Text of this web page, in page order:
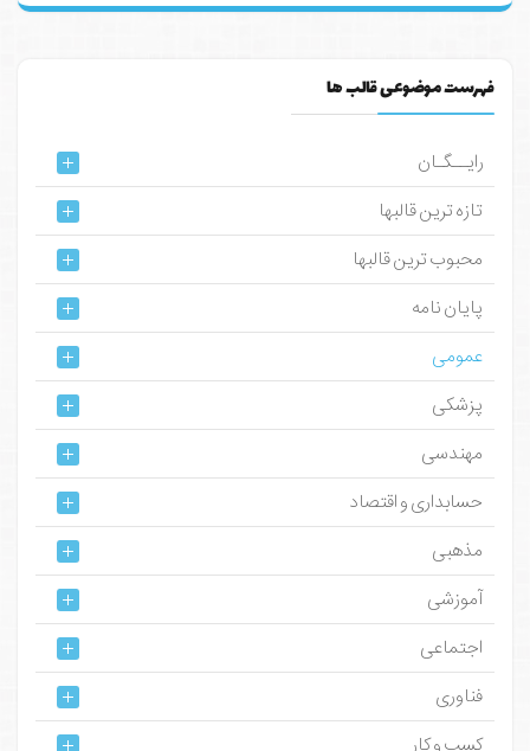
فهرست موضوعی قالب ها
رایــگـان
تازه ترین قالبها
محبوب ترین قالبها
پایان نامه
عمومی
پزشکی
مهندسی
حسابداری و اقتصاد
مذهبی
آموزشی
اجتماعی
فناوری
کسب و کار